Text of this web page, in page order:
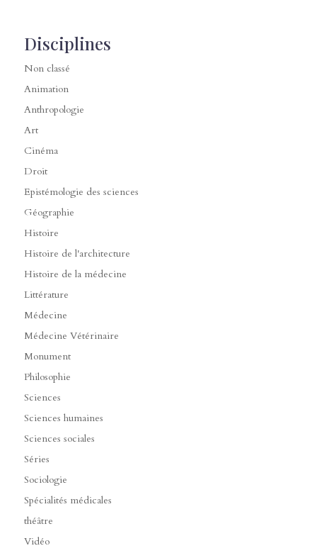
Disciplines
Non classé
Animation
Anthropologie
Art
Cinéma
Droit
Epistémologie des sciences
Géographie
Histoire
Histoire de l'architecture
Histoire de la médecine
Littérature
Médecine
Médecine Vétérinaire
Monument
Philosophie
Sciences
Sciences humaines
Sciences sociales
Séries
Sociologie
Spécialités médicales
théâtre
Vidéo